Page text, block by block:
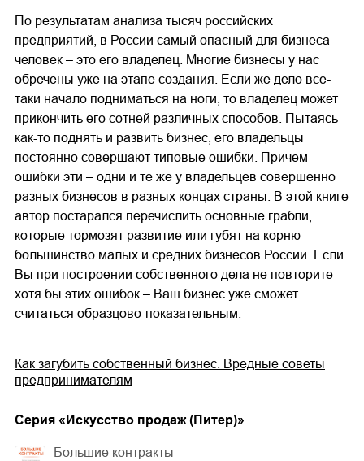
По результатам анализа тысяч российских
предприятий, в России самый опасный для бизнеса
человек – это его владелец. Многие бизнесы у нас
обречены уже на этапе создания. Если же дело все-
таки начало подниматься на ноги, то владелец может
прикончить его сотней различных способов. Пытаясь
как-то поднять и развить бизнес, его владельцы
постоянно совершают типовые ошибки. Причем
ошибки эти – одни и те же у владельцев совершенно
разных бизнесов в разных концах страны. В этой книге
автор постарался перечислить основные грабли,
которые тормозят развитие или губят на корню
большинство малых и средних бизнесов России. Если
Вы при построении собственного дела не повторите
хотя бы этих ошибок – Ваш бизнес уже сможет
считаться образцово-показательным.
Как загубить собственный бизнес. Вредные советы
предпринимателям
Cерия « Искусство продаж (Питер)»
Большие контракты